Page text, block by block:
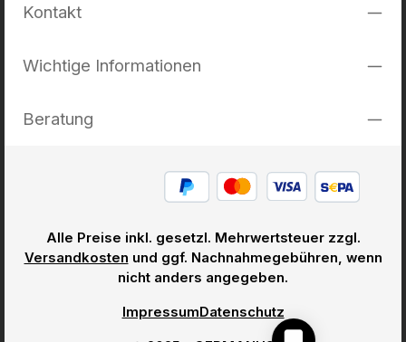
Kontakt
Wichtige Informationen
Beratung
Alle Preise inkl. gesetzl. Mehrwertsteuer zzgl.
Versandkosten und ggf. Nachnahmegebühren, wenn
nicht anders angegeben.
ImpressumDatenschutz